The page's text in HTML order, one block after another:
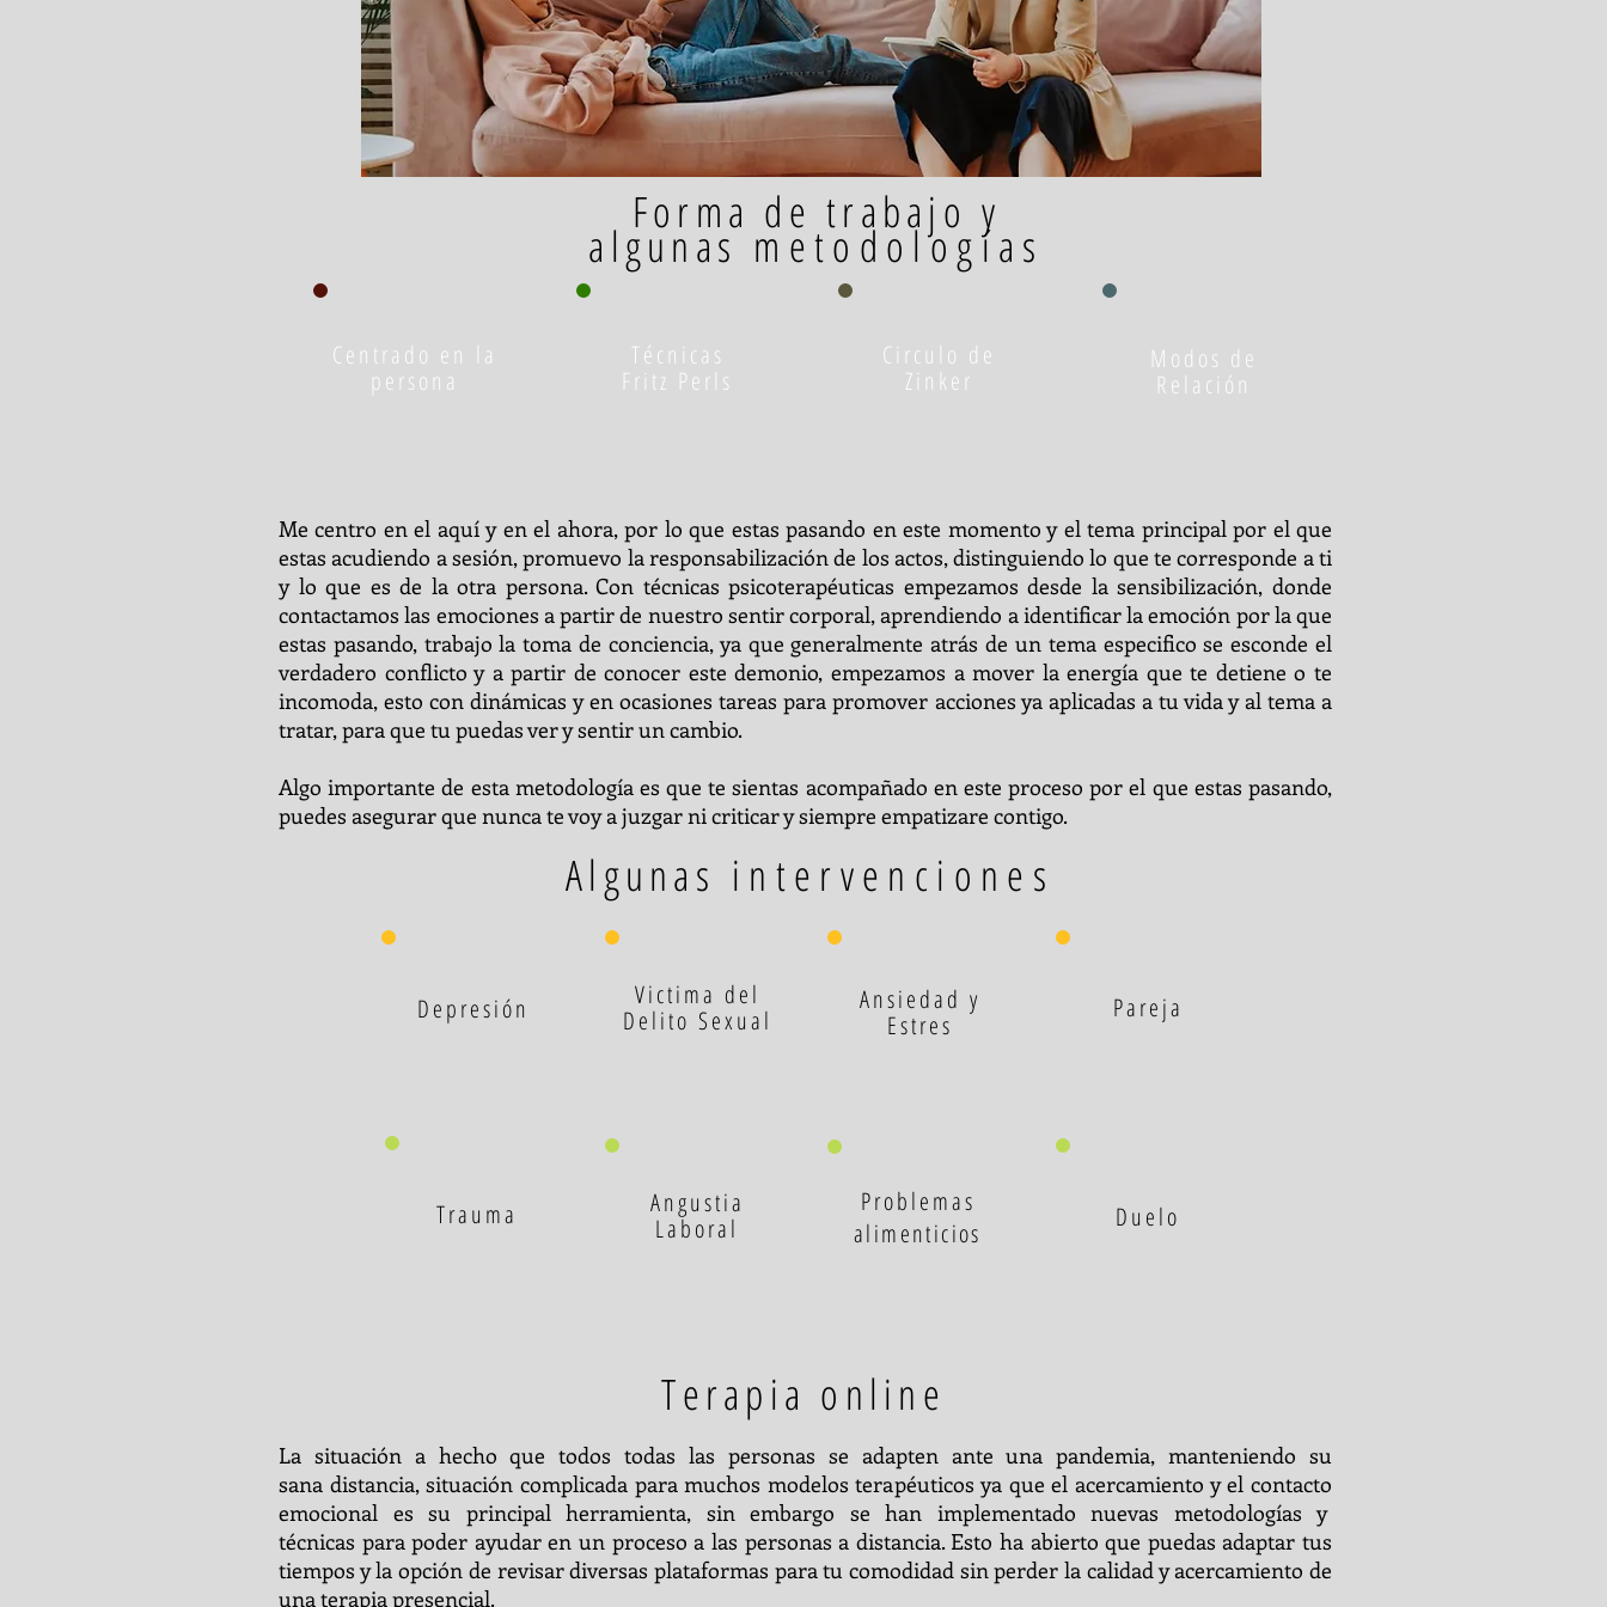
Forma de trabajo y
algunas metodologías
Centrado en la
persona
Técnicas
Fritz Perls
Circulo de
Zinker
Modos de
Relación
Me centro en el aquí y en el ahora, por lo que estas pasando en este momento y el tema principal por el que
estas acudiendo a sesión, promuevo la responsabilización de los actos, distinguiendo lo que te corresponde a ti
y lo que es de la otra persona. Con técnicas psicoterapéuticas empezamos desde la sensibilización, donde
contactamos las emociones a partir de nuestro sentir corporal, aprendiendo a identificar la emoción por la que
estas pasando, trabajo la toma de conciencia, ya que generalmente atrás de un tema especifico se esconde el
verdadero conflicto y a partir de conocer este demonio, empezamos a mover la energía que te detiene o te
incomoda, esto con dinámicas y en ocasiones tareas para promover acciones ya aplicadas a tu vida y al tema a
tratar, para que tu puedas ver y sentir un cambio.
Algo importante de esta metodología es que te sientas acompañado en este proceso por el que estas pasando,
puedes asegurar que nunca te voy a juzgar ni criticar y siempre empatizare contigo.
Algunas intervenciones
Depresión
Victima del
Delito Sexual
Ansiedad y
Estres
Pareja
Trauma
Angustia
Laboral
Problemas
alimenticios
Duelo
Terapia online
La situación a hecho que todos todas las personas se adapten ante una pandemia, manteniendo su
sana distancia, situación complicada para muchos modelos terapéuticos ya que el acercamiento y el contacto
emocional es su principal herramienta, sin embargo se han implementado nuevas metodologías y
técnicas para poder ayudar en un proceso a las personas a distancia. Esto ha abierto que puedas adaptar tus
tiempos y la opción de revisar diversas plataformas para tu comodidad sin perder la calidad y acercamiento de
una terapia presencial.